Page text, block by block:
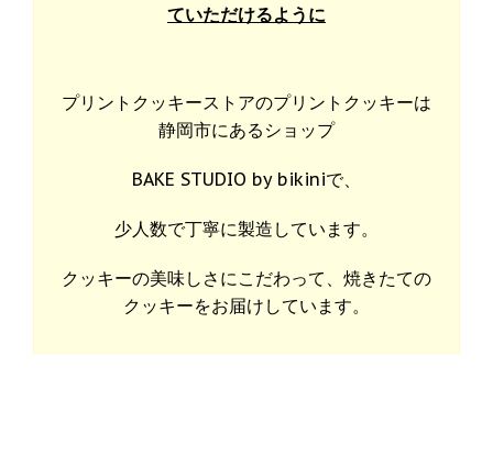
ていただけるように
プリントクッキーストアのプリントクッキーは
静岡市にあるショップ
BAKE STUDIO by bikiniで、
少人数で丁寧に製造しています。
クッキーの美味しさにこだわって、焼きたての
クッキーをお届けしています。